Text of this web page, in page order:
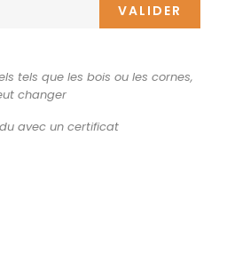
VALIDER
tels que les bois ou les cornes,
changer
avec un certificat